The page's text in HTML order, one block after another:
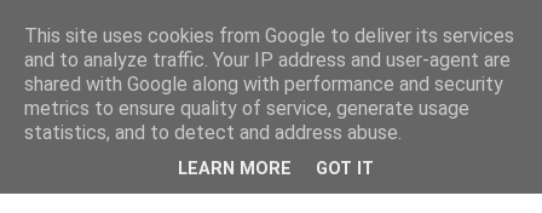
kristietim
viss, kas jāzin kristietim
This site uses cookies from Google to deliver its services
and to analyze traffic. Your IP address and user-agent are
shared with Google along with performance and security
metrics to ensure quality of service, generate usage
statistics, and to detect and address abuse.
LEARN MORE GOT IT